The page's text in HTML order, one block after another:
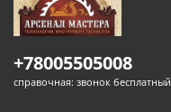
+78005505008
справочная: звонок бесплатный